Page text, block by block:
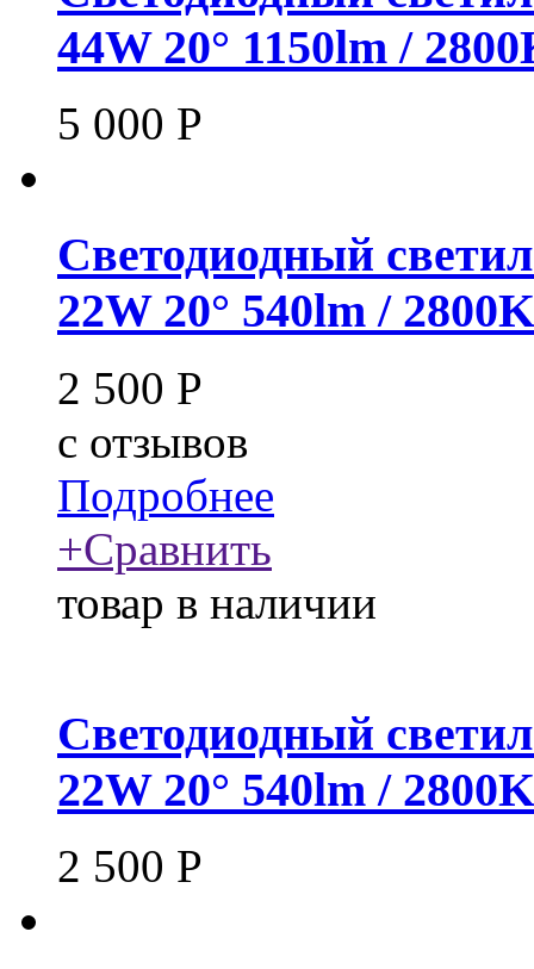
44W 20° 1150lm /
5 000 Р
Светодиодный
22W 20° 540lm /
2 500 Р
c отзывов
Подробнее
+Сравнить
товар в наличии
Светодиодный
22W 20° 540lm /
2 500 Р